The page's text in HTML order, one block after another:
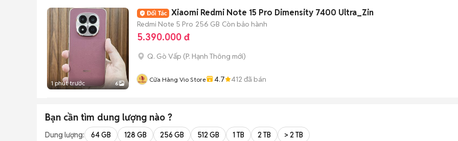
1 phút trước 6
Xiaomi Redmi Note 15 Pro Dimensity 7400 Ultra_Zin
Redmi Note 5 Pro 256 GB Còn bảo hành
5.390.000 đ
Q. Gò Vấp (P. Hạnh Thông mới)
Cửa Hàng Vio Store 4.7 412 đã bán
Bạn cần tìm dung lượng nào ?
Dung lượng: 64 GB 128 GB 256 GB 512 GB 1 TB 2 TB > 2 TB